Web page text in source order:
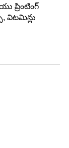
ప్రింటింగ్